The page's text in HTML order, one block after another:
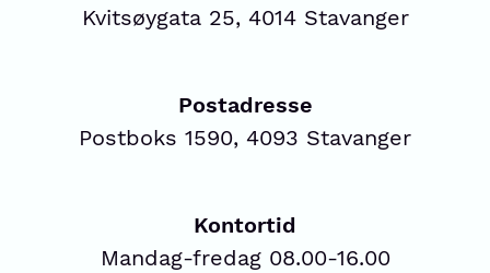
Kvitsøygata 25, 4014 Stavanger
Postadresse
Postboks 1590, 4093 Stavanger
Kontortid
Mandag-fredag 08.00-16.00